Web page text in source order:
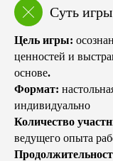
Суть
Цель игры:
ценностей и
основе.
Формат:
индивидуально
Количество
ведущего опыта